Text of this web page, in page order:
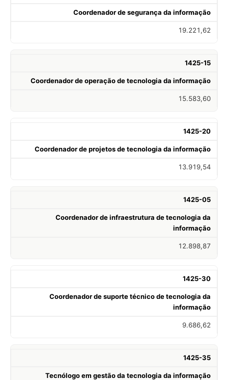
Coordenador de segurança da informação
19.221,62
1425-15
Coordenador de operação de tecnologia da informação
15.583,60
1425-20
Coordenador de projetos de tecnologia da informação
13.919,54
1425-05
Coordenador de infraestrutura de tecnologia da
informação
12.898,87
1425-30
Coordenador de suporte técnico de tecnologia da
informação
9.686,62
1425-35
Tecnólogo em gestão da tecnologia da informação